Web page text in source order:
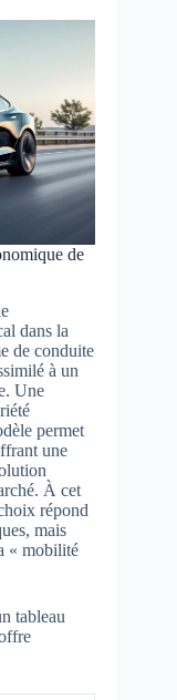
de
dans la
de conduite
à un
Une
permet
une
À cet
répond
mais
« mobilité
tableau